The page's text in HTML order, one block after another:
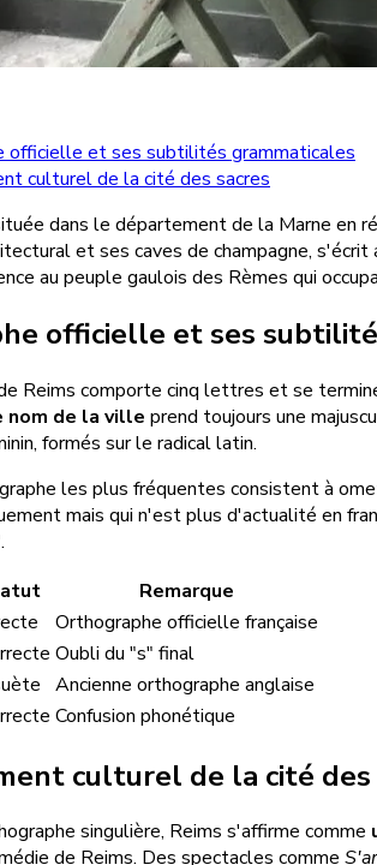
officielle et ses subtilités grammaticales
culturel de la cité des sacres
dans le département de la Marne en
et ses caves de champagne, s'écrit
au peuple gaulois des Rèmes qui
officielle et ses
Reims comporte cinq lettres et se
nom de la ville prend toujours une
formés sur le radical latin.
les plus fréquentes consistent à
mais qui n'est plus d'actualité en
Remarque
Orthographe officielle française
Oubli du "s" final
Ancienne orthographe anglaise
Confusion phonétique
culturel de la cité des
singulière, Reims s'affirme comme
de Reims. Des spectacles comme